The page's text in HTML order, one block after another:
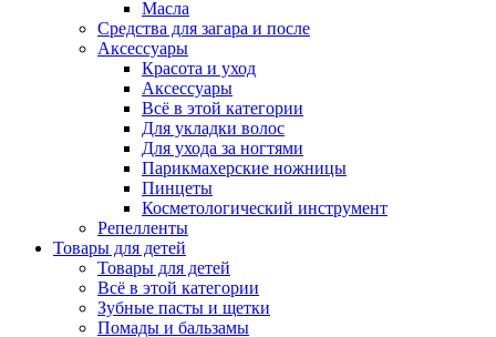
Масла
Средства для загара и после
Аксессуары
Красота и уход
Аксессуары
Всё в этой категории
Для укладки волос
Для ухода за ногтями
Парикмахерские ножницы
Пинцеты
Косметологический инструмент
Репелленты
Товары для детей
Товары для детей
Всё в этой категории
Зубные пасты и щетки
Помады и бальзамы